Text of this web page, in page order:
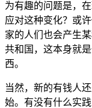
为有趣的问题是，
应对这种变化？或
家的人们也会产生
共和国，这本身就
西。
当然，新的有钱人
始。有没有什么实